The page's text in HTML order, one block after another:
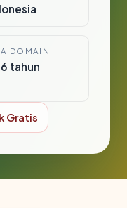
DOMAIN
tahun
Gratis